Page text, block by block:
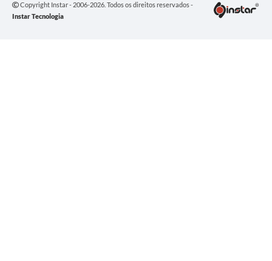
Copyright Instar - 2006-2026. Todos os direitos reservados -
Instar Tecnologia